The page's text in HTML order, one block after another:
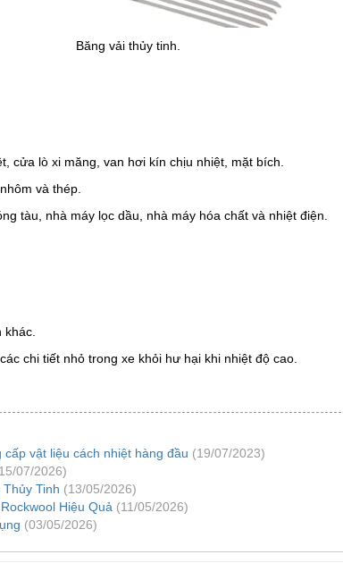
Băng vải thủy tinh.
cửa lò xi măng, van hơi kín chịu nhiệt, mặt bích.
và thép.
tàu, nhà máy lọc dầu, nhà máy hóa chất và nhiệt điện.
chi tiết nhỏ trong xe khỏi hư hại khi nhiệt độ cao.
vật liệu cách nhiệt hàng đầu (19/07/2023)
07/2026)
Tinh (13/05/2026)
Hiệu Quả (11/05/2026)
(03/05/2026)